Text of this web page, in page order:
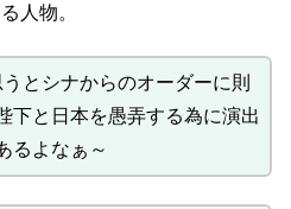
人物。
とシナからのオーダーに則
下と日本を愚弄する為に演出
るよなぁ～